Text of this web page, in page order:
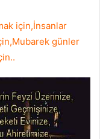
için,İnsanlar
günler